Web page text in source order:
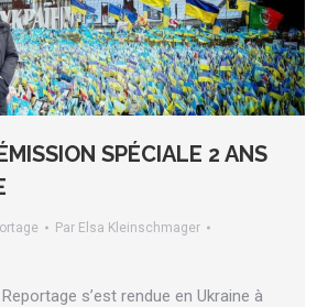
SPÉCIALE 2 ANS
Par Elsa Kleinschmager
Reportage s’est rendue en Ukraine à